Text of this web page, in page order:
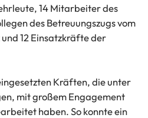
14 Mitarbeiter des
des Betreuungszugs vom
12 Einsatzkräfte der
Kräften, die unter
mit großem Engagement
haben. So konnte ein